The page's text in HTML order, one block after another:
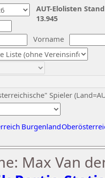
Vorname
Spieler
Burgenland
AUT-Elolisten
13.945
Max Van